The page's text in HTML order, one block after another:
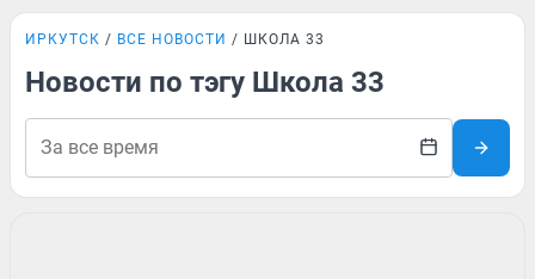
ИРКУТСК ВСЕ НОВОСТИ ШКОЛА 33
Новости по тэгу Школа 33